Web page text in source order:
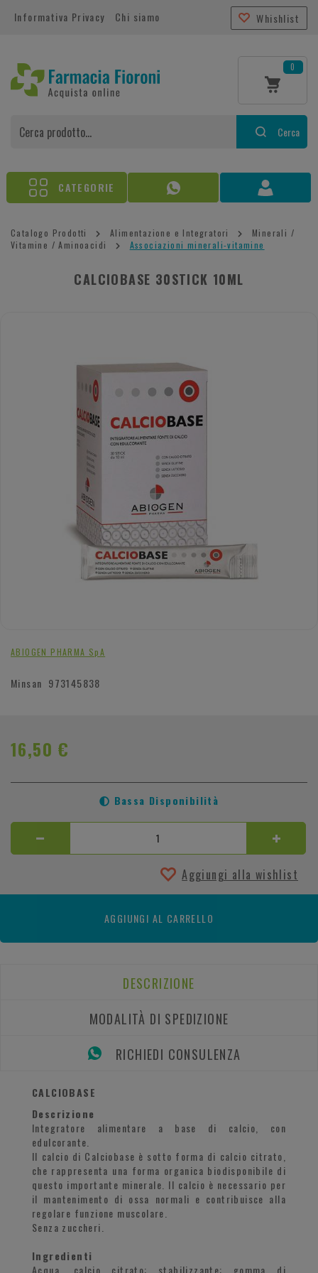
Informativa Privacy Chi siamo Whishlist
0
Cerca
CATEGORIE
Catalogo Prodotti Alimentazione e Integratori
Minerali /
Vitamine / Aminoacidi
Associazioni minerali-vitamine
CALCIOBASE 30STICK 10ML
ABIOGEN PHARMA SpA
Minsan 973145838
16,50 €
Bassa Disponibilità
Aggiungi alla wishlist
AGGIUNGI AL CARRELLO
DESCRIZIONE
MODALITÀ DI SPEDIZIONE
RICHIEDI CONSULENZA
CALCIOBASE
Descrizione
Integratore alimentare a base di calcio, con
edulcorante.
Il calcio di Calciobase è sotto forma di calcio citrato,
che rappresenta una forma organica biodisponibile di
questo importante minerale. Il calcio è necessario per
il mantenimento di ossa normali e contribuisce alla
regolare funzione muscolare.
Senza zuccheri.
Ingredienti
Acqua, calcio citrato; stabilizzante: gomma di